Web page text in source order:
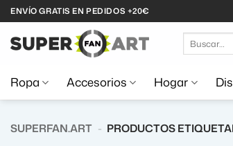
Saltar
al
contenido
ENVÍO GRATIS EN PEDIDOS +20€
por:
Ropa Accesorios Hogar
SUPERFAN.ART - PRODUCTOS